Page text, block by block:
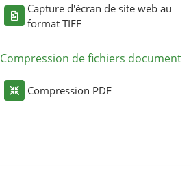
Capture d'écran de site web au
format TIFF
Compression de fichiers document
Compression PDF